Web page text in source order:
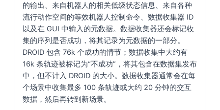
的输出、来自机器人的相关低级状态信息、来自各种
流行动作空间的等效机器人控制命令、数据收集器 ID
以及在 GUI 中输入的元数据。数据收集器还会标记收
集的序列是否成功，将其记录为元数据的一部分。
DROID 包含 76k 个成功的情节；数据收集中大约有
16k 条轨迹被标记为“不成功”，将其包含在数据集发布
中，但不计入 DROID 的大小。数据收集器通常会在每
个场景中收集最多 100 条轨迹或大约 20 分钟的交互
数据，然后再转到新场景。